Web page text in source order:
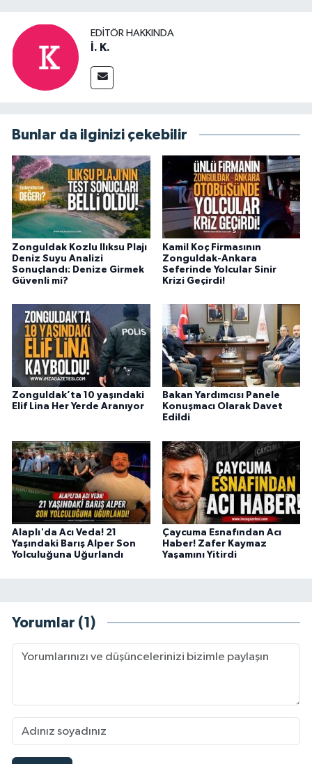
EDITÖR HAKKINDA
İ. K.
Bunlar da ilginizi çekebilir
Zonguldak Kozlu Ilıksu Plajı
Deniz Suyu Analizi
Sonuçlandı: Denize Girmek
Güvenli mi?
Kamil Koç Firmasının
Zonguldak-Ankara
Seferinde Yolcular Sinir
Krizi Geçirdi!
Zonguldak’ta 10 yaşındaki
Elif Lina Her Yerde Aranıyor
Bakan Yardımcısı Panele
Konuşmacı Olarak Davet
Edildi
Alaplı'da Acı Veda! 21
Yaşındaki Barış Alper Son
Yolculuğuna Uğurlandı
Çaycuma Esnafından Acı
Haber! Zafer Kaymaz
Yaşamını Yitirdi
Yorumlar (1)